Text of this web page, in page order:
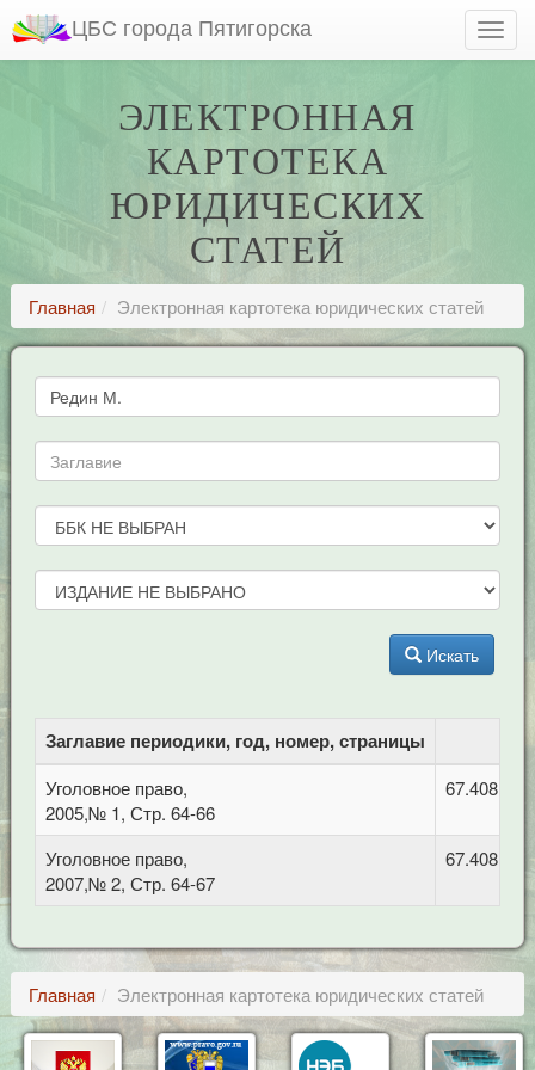
ЦБС города Пятигорска
ЭЛЕКТРОННАЯ
КАРТОТЕКА
ЮРИДИЧЕСКИХ
СТАТЕЙ
Главная Электронная картотека юридических статей
Искать
Заглавие периодики, год, номер, страницы
Уголовное право,
2005,№ 1, Стр. 64-66
67.408
Уголовное право,
2007,№ 2, Стр. 64-67
67.408
Главная Электронная картотека юридических статей